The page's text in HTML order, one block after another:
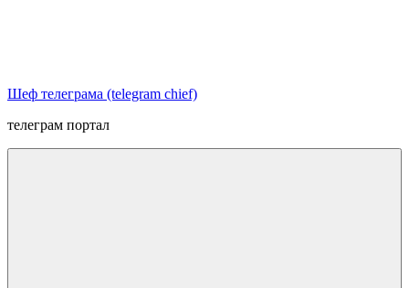
Шеф телеграма (telegram chief)
телеграм портал